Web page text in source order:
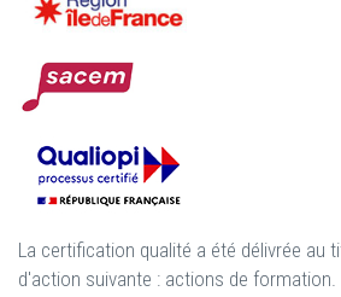
La certification qualité a été délivrée au
d'action suivante : actions de formation.